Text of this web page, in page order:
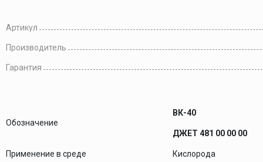
Артикул
Производитель
Гарантия
Обозначение
ВК-40
ДЖЕТ 481 00 00 00
Применение в среде Кислорода